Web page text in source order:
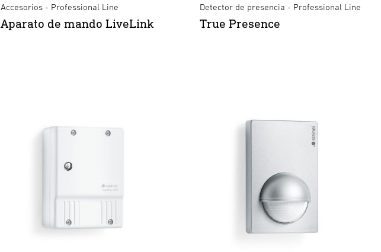
Accesorios - Professional Line
Aparato de mando LiveLink
Detector de presencia - Professional Line
True Presence